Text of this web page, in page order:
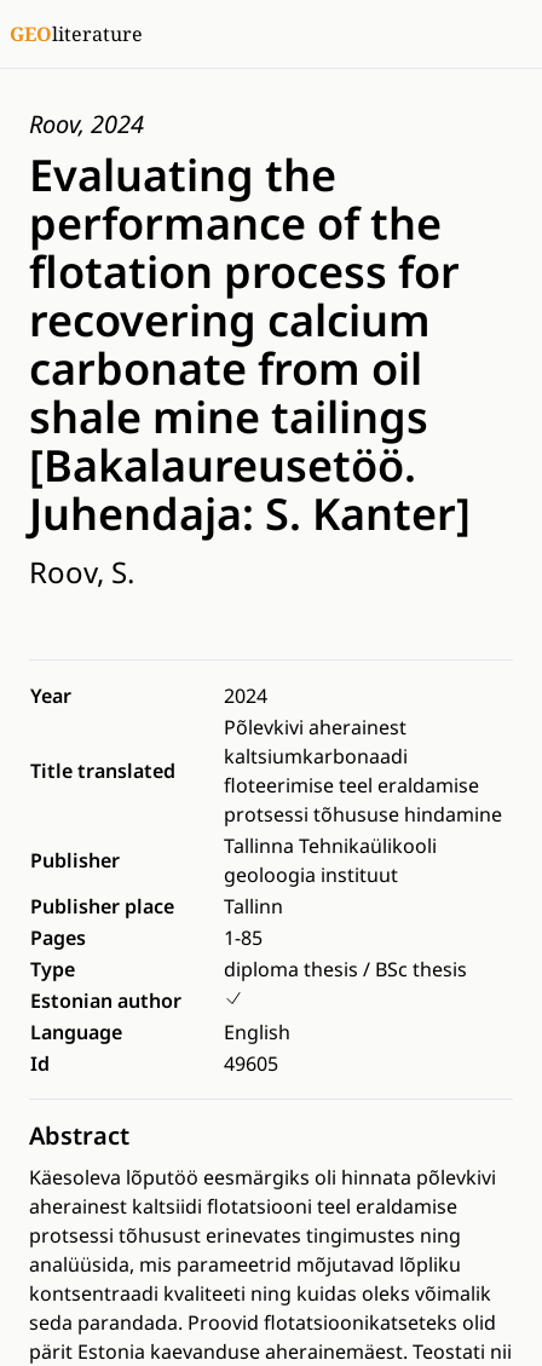
GEOliterature
Roov, 2024
Evaluating the
performance of the
flotation process for
recovering calcium
carbonate from oil
shale mine tailings
[Bakalaureusetöö.
Juhendaja: S. Kanter]
Roov, S.
Year 2024
Title translated
Põlevkivi aherainest
kaltsiumkarbonaadi
floteerimise teel eraldamise
protsessi tõhususe hindamine
Publisher
Tallinna Tehnikaülikooli
geoloogia instituut
Publisher place
Tallinn
Pages
1-85
Type
diploma thesis / BSc thesis
Estonian author
Language
English
Id
49605
Abstract
Käesoleva lõputöö eesmärgiks oli hinnata põlevkivi
aherainest kaltsiidi flotatsiooni teel eraldamise
protsessi tõhusust erinevates tingimustes ning
analüüsida, mis parameetrid mõjutavad lõpliku
kontsentraadi kvaliteeti ning kuidas oleks võimalik
seda parandada. Proovid flotatsioonikatseteks olid
pärit Estonia kaevanduse aherainemäest. Teostati nii